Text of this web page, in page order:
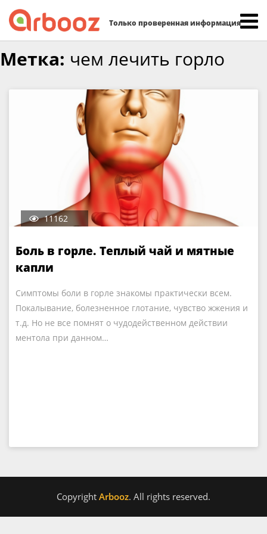
Только проверенная информация
to
Метка: чем лечить горло
11162
Боль в горле. Теплый чай и мятные
капли
Симптомы боли в горле знакомы практически всем.
Покалывание, болезненное глотание, чувство жжения и
т.д. Но не все помнят о чудодейственном действии
ментола при данном…
Copyright Arbooz. All rights reserved.
Найти: